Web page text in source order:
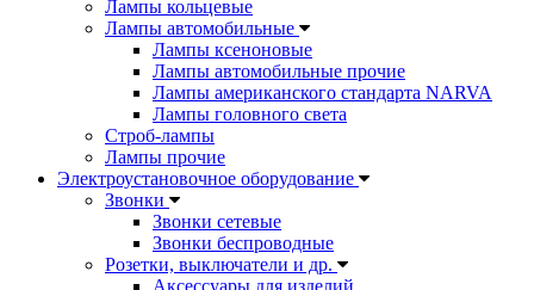
Лампы кольцевые
Лампы автомобильные
Лампы ксеноновые
Лампы автомобильные прочие
Лампы американского стандарта NARVA
Лампы головного света
Строб-лампы
Лампы прочие
Электроустановочное оборудование
Звонки
Звонки сетевые
Звонки беспроводные
Розетки, выключатели и др.
Аксессуары для изделий